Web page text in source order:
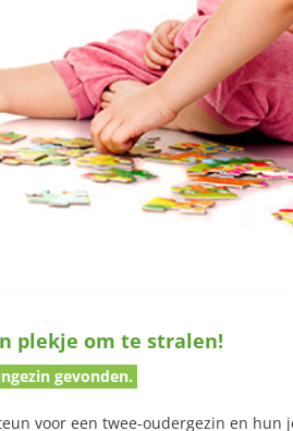
plekje om te stralen!
gevonden.
voor een twee-oudergezin en hun